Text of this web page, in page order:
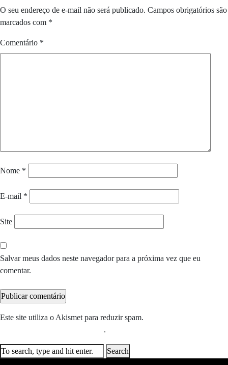
O seu endereço de e-mail não será publicado. Campos obrigatórios são
marcados com *
Comentário *
Nome *
E-mail *
Site
Salvar meus dados neste navegador para a próxima vez que eu
comentar.
Este site utiliza o Akismet para reduzir spam.
.
Search